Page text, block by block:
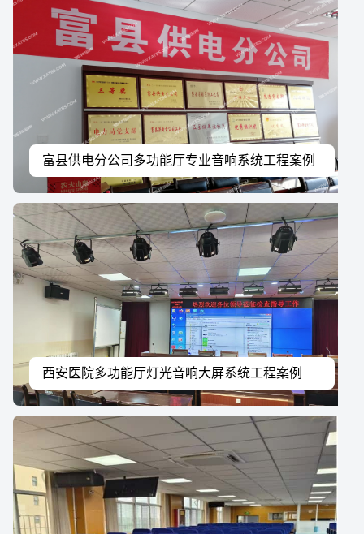
富县供电分公司多功能厅专业音响系统工程案例
西安医院多功能厅灯光音响大屏系统工程案例